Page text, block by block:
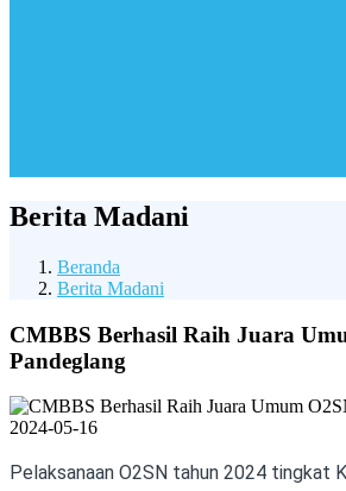
Berita Madani
Beranda
Berita Madani
CMBBS Berhasil Raih Juara
Pandeglang
2024-05-16
Pelaksanaan O2SN tahun 2024 tingkat